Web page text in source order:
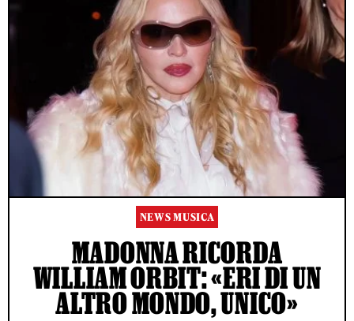
NEWS MUSICA
MADONNA RICORDA
WILLIAM ORBIT: «ERI DI UN
ALTRO MONDO, UNICO»